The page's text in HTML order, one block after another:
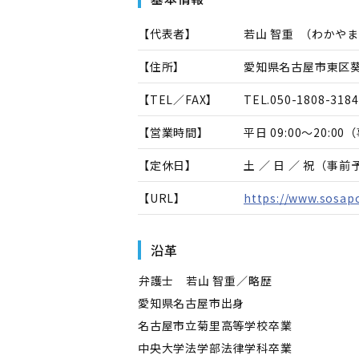
【代表者】 若山 智重 （わかや
【住所】 愛知県名古屋市東区
【TEL／FAX】 TEL.050-1808-3184
【営業時間】 平日 09:00～20:00
【定休日】 土 ／ 日 ／ 祝（事前
【URL】 https://
沿革
――弁護士 若山 智重／略歴――
愛知県名古屋市出身
名古屋市立菊里高等学校卒業
中央大学法学部法律学科卒業